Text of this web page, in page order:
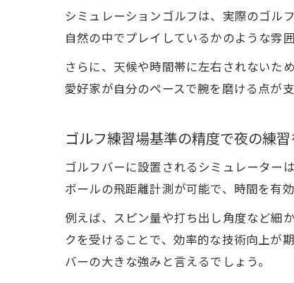
シミュレーションゴルフは、実際のゴル
自然の中でプレイしているかのような雰
さらに、天候や時間帯に左右されないた
愛好家が自分のペースで腕を磨ける点が
ゴルフ練習場基準の精度で夜の練
ゴルフバーに設置されるシミュレーター
ボールの飛距離計測が可能で、時間を有
例えば、スピン量や打ち出し角度など細
クを受けることで、効率的な技術向上が
バーの大きな強みと言えるでしょう。